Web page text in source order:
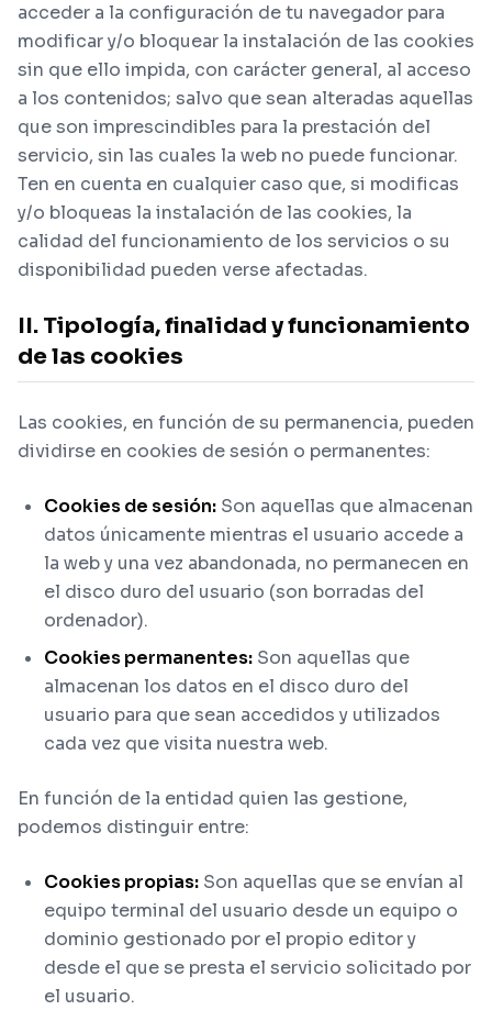
acceder a la configuración de tu navegador para
modificar y/o bloquear la instalación de las cookies
sin que ello impida, con carácter general, al acceso
a los contenidos; salvo que sean alteradas aquellas
que son imprescindibles para la prestación del
servicio, sin las cuales la web no puede funcionar.
Ten en cuenta en cualquier caso que, si modificas
y/o bloqueas la instalación de las cookies, la
calidad del funcionamiento de los servicios o su
disponibilidad pueden verse afectadas.
II. Tipología, finalidad y funcionamiento
de las cookies
Las cookies, en función de su permanencia, pueden
dividirse en cookies de sesión o permanentes:
Cookies de sesión: Son aquellas que almacenan
datos únicamente mientras el usuario accede a
la web y una vez abandonada, no permanecen en
el disco duro del usuario (son borradas del
ordenador).
Cookies permanentes: Son aquellas que
almacenan los datos en el disco duro del
usuario para que sean accedidos y utilizados
cada vez que visita nuestra web.
En función de la entidad quien las gestione,
podemos distinguir entre:
Cookies propias: Son aquellas que se envían al
equipo terminal del usuario desde un equipo o
dominio gestionado por el propio editor y
desde el que se presta el servicio solicitado por
el usuario.